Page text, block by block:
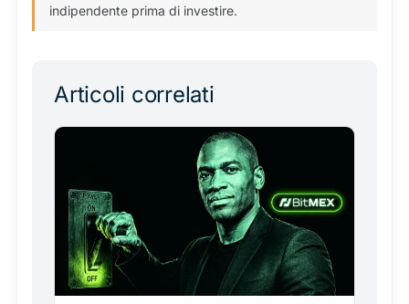
indipendente prima di investire.
Articoli correlati